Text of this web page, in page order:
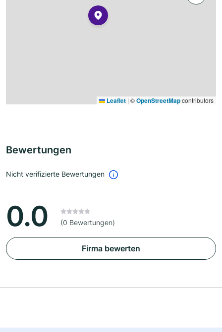
Leaflet | ©OpenStreetMapcontributors
Bewertungen
Nicht verifizierte Bewertungen
0.0 (0 Bewertungen)
Firma bewerten